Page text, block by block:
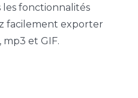
fonctionnalités
facilement exporter
et GIF.